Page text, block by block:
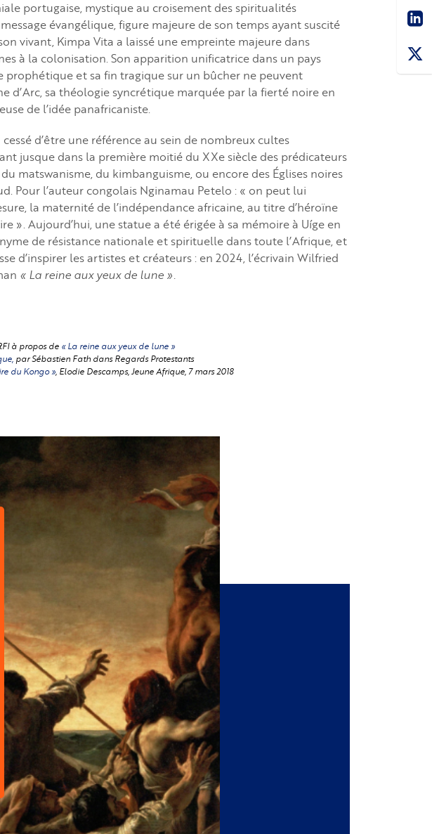
portugaise, mystique au croisement des spiritualités
évangélique, figure majeure de son temps ayant suscité
vivant, Kimpa Vita a laissé une empreinte majeure dans
à la colonisation. Son apparition unificatrice dans un pays
prophétique et sa fin tragique sur un bûcher ne peuvent
d’Arc, sa théologie syncrétique marquée par la fierté noire en
de l’idée panafricaniste.
cessé d’être une référence au sein de nombreux cultes
jusque dans la première moitié du XXe siècle des prédicateurs
matswanisme, du kimbanguisme, ou encore des Églises noires
Pour l’auteur congolais Nginamau Petelo : « on peut lui
la maternité de l’indépendance africaine, au titre d’héroïne
». Aujourd’hui, une statue a été érigée à sa mémoire à Uíge en
de résistance nationale et spirituelle dans toute l’Afrique, et
d’inspirer les artistes et créateurs : en 2024, l’écrivain Wilfried
« La reine aux yeux de lune ».
à propos de « La reine aux yeux de lune »
par Sébastien Fath dans Regards Protestants
du Kongo », Elodie Descamps, Jeune Afrique, 7 mars 2018